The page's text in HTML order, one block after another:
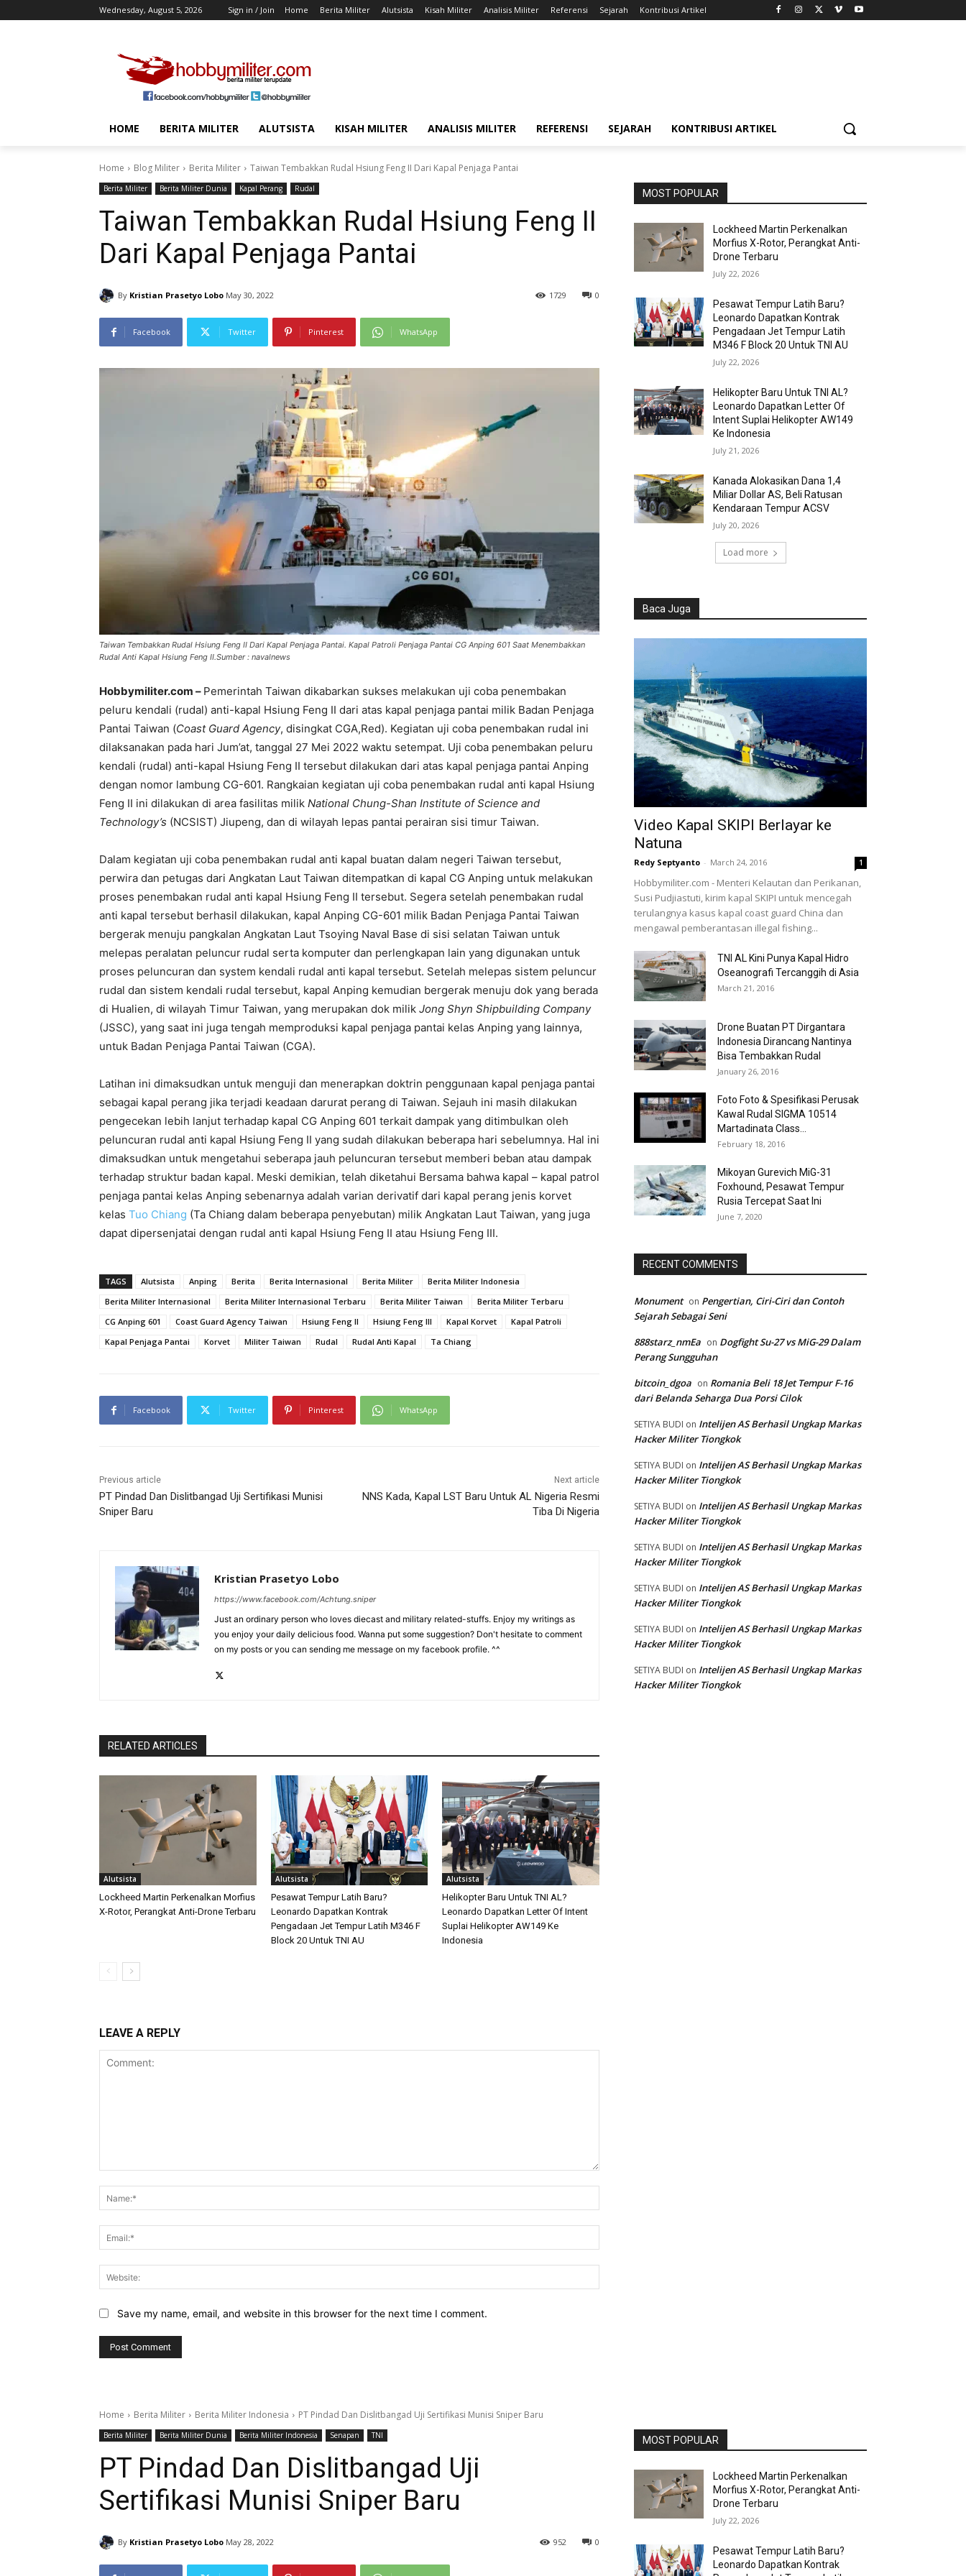
Wednesday, August 5, 2026 Sign in / Join Home Berita Militer Alutsista Kisah Militer Analisis Militer Referensi Sejarah Kontribusi Artikel
HOME BERITA MILITER ALUTSISTA KISAH MILITER ANALISIS MILITER REFERENSI SEJARAH KONTRIBUSI ARTIKEL
Home Blog Militer Berita Militer Taiwan Tembakkan Rudal Hsiung Feng II Dari Kapal Penjaga Pantai
Berita Militer Berita Militer Dunia Kapal Perang Rudal
Taiwan Tembakkan Rudal Hsiung Feng II
Dari Kapal Penjaga Pantai
By Kristian Prasetyo Lobo May 30, 2022 0
1729
Facebook Twitter Pinterest WhatsApp
Taiwan Tembakkan Rudal Hsiung Feng II Dari Kapal Penjaga Pantai. Kapal Patroli Penjaga Pantai CG Anping 601 Saat Menembakkan
Rudal Anti Kapal Hsiung Feng II.Sumber : navalnews
Hobbymiliter.com – Pemerintah Taiwan dikabarkan sukses melakukan uji coba penembakan
peluru kendali (rudal) anti-kapal Hsiung Feng II dari atas kapal penjaga pantai milik Badan Penjaga
Pantai Taiwan (Coast Guard Agency, disingkat CGA,Red). Kegiatan uji coba penembakan rudal ini
dilaksanakan pada hari Jum’at, tanggal 27 Mei 2022 waktu setempat. Uji coba penembakan peluru
kendali (rudal) anti-kapal Hsiung Feng II tersebut dilakukan dari atas kapal penjaga pantai Anping
dengan nomor lambung CG-601. Rangkaian kegiatan uji coba penembakan rudal anti kapal Hsiung
Feng II ini dilakukan di area fasilitas milik National Chung-Shan Institute of Science and
Technology’s (NCSIST) Jiupeng, dan di wilayah lepas pantai perairan sisi timur Taiwan.
Dalam kegiatan uji coba penembakan rudal anti kapal buatan dalam negeri Taiwan tersebut,
perwira dan petugas dari Angkatan Laut Taiwan ditempatkan di kapal CG Anping untuk melakukan
proses penembakan rudal anti kapal Hsiung Feng II tersebut. Segera setelah penembakan rudal
anti kapal tersebut berhasil dilakukan, kapal Anping CG-601 milik Badan Penjaga Pantai Taiwan
bergerak menuju pangkalan Angkatan Laut Tsoying Naval Base di sisi selatan Taiwan untuk
melepas peralatan peluncur rudal serta komputer dan perlengkapan lain yang digunakan untuk
proses peluncuran dan system kendali rudal anti kapal tersebut. Setelah melepas sistem peluncur
rudal dan sistem kendali rudal tersebut, kapal Anping kemudian bergerak menuju dok yang berada
di Hualien, di wilayah Timur Taiwan, yang merupakan dok milik Jong Shyn Shipbuilding Company
(JSSC), yang saat ini juga tengah memproduksi kapal penjaga pantai kelas Anping yang lainnya,
untuk Badan Penjaga Pantai Taiwan (CGA).
Latihan ini dimaksudkan untuk menguji dan menerapkan doktrin penggunaan kapal penjaga pantai
sebagai kapal perang jika terjadi keadaan darurat perang di Taiwan. Sejauh ini masih dilakukan
pengecekan lebih lanjut terhadap kapal CG Anping 601 terkait dampak yang ditimbulkan oleh
peluncuran rudal anti kapal Hsiung Feng II yang sudah dilakukan beberapa hari sebelumnya. Hal ini
dimaksudkan untuk mengetahui seberapa jauh peluncuran tersebut memberi beban atau dampak
terhadap struktur badan kapal. Meski demikian, telah diketahui Bersama bahwa kapal – kapal patrol
penjaga pantai kelas Anping sebenarnya adalah varian derivatif dari kapal perang jenis korvet
kelas Tuo Chiang (Ta Chiang dalam beberapa penyebutan) milik Angkatan Laut Taiwan, yang juga
dapat dipersenjatai dengan rudal anti kapal Hsiung Feng II atau Hsiung Feng III.
TAGS Alutsista Anping Berita Berita Internasional Berita Militer
Berita Militer Indonesia
Berita Militer Internasional
Berita Militer Internasional Terbaru Berita Militer Taiwan
Berita Militer Terbaru
CG Anping 601
Coast Guard Agency Taiwan Hsiung Feng II Hsiung Feng III Kapal Korvet
Kapal Patroli
Kapal Penjaga Pantai
Korvet Militer Taiwan Rudal Rudal Anti Kapal Ta Chiang
Facebook Twitter Pinterest WhatsApp
Previous article
PT Pindad Dan Dislitbangad Uji Sertifikasi Munisi
Sniper Baru
Next article
NNS Kada, Kapal LST Baru Untuk AL Nigeria Resmi
Tiba Di Nigeria
Kristian Prasetyo Lobo
https://www.facebook.com/Achtung.sniper
Just an ordinary person who loves diecast and military related-stuffs. Enjoy my writings as
you enjoy your daily delicious food. Wanna put some suggestion? Don't hesitate to comment
on my posts or you can sending me message on my facebook profile. ^^
RELATED ARTICLES
Alutsista
Lockheed Martin Perkenalkan Morfius
X-Rotor, Perangkat Anti-Drone Terbaru
Alutsista
Pesawat Tempur Latih Baru?
Leonardo Dapatkan Kontrak
Pengadaan Jet Tempur Latih M346 F
Block 20 Untuk TNI AU
Alutsista
Helikopter Baru Untuk TNI AL?
Leonardo Dapatkan Letter Of Intent
Suplai Helikopter AW149 Ke
Indonesia
LEAVE A REPLY
Save my name, email, and website in this browser for the next time I comment.
MOST POPULAR
Lockheed Martin Perkenalkan
Morfius X-Rotor, Perangkat Anti-
Drone Terbaru
July 22, 2026
Pesawat Tempur Latih Baru?
Leonardo Dapatkan Kontrak
Pengadaan Jet Tempur Latih
M346 F Block 20 Untuk TNI AU
July 22, 2026
Helikopter Baru Untuk TNI AL?
Leonardo Dapatkan Letter Of
Intent Suplai Helikopter AW149
Ke Indonesia
July 21, 2026
Kanada Alokasikan Dana 1,4
Miliar Dollar AS, Beli Ratusan
Kendaraan Tempur ACSV
July 20, 2026
Load more
Baca Juga
Video Kapal SKIPI Berlayar ke
Natuna
Redy Septyanto - March 24, 2016 1
Hobbymiliter.com - Menteri Kelautan dan Perikanan,
Susi Pudjiastuti, kirim kapal SKIPI untuk mencegah
terulangnya kasus kapal coast guard China dan
mengawal pemberantasan illegal fishing...
TNI AL Kini Punya Kapal Hidro
Oseanografi Tercanggih di Asia
March 21, 2016
Drone Buatan PT Dirgantara
Indonesia Dirancang Nantinya
Bisa Tembakkan Rudal
January 26, 2016
Foto Foto & Spesifikasi Perusak
Kawal Rudal SIGMA 10514
Martadinata Class...
February 18, 2016
Mikoyan Gurevich MiG-31
Foxhound, Pesawat Tempur
Rusia Tercepat Saat Ini
June 7, 2020
RECENT COMMENTS
Monument on Pengertian, Ciri-Ciri dan Contoh
Sejarah Sebagai Seni
888starz_nmEa on Dogfight Su-27 vs MiG-29 Dalam
Perang Sungguhan
bitcoin_dgoa on Romania Beli 18 Jet Tempur F-16
dari Belanda Seharga Dua Porsi Cilok
SETIYA BUDI on Intelijen AS Berhasil Ungkap Markas
Hacker Militer Tiongkok
SETIYA BUDI on Intelijen AS Berhasil Ungkap Markas
Hacker Militer Tiongkok
SETIYA BUDI on Intelijen AS Berhasil Ungkap Markas
Hacker Militer Tiongkok
SETIYA BUDI on Intelijen AS Berhasil Ungkap Markas
Hacker Militer Tiongkok
SETIYA BUDI on Intelijen AS Berhasil Ungkap Markas
Hacker Militer Tiongkok
SETIYA BUDI on Intelijen AS Berhasil Ungkap Markas
Hacker Militer Tiongkok
SETIYA BUDI on Intelijen AS Berhasil Ungkap Markas
Hacker Militer Tiongkok